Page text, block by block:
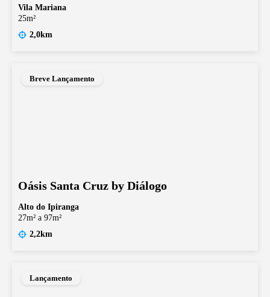
Vila Mariana
25m²
2,0km
Breve Lançamento
Oásis Santa Cruz by Diálogo
Alto do Ipiranga
27m² a 97m²
2,2km
Lançamento